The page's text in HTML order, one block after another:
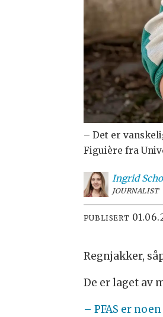
– Det er
Figuière fra
Ingrid
JOURNALIST
PUBLISERT
Regnjakker,
De er laget av
– PFAS er